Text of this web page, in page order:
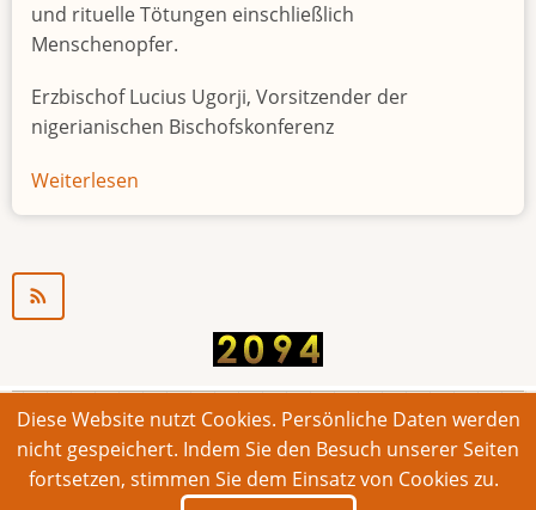
und rituelle Tötungen einschließlich
Menschenopfer.
Erzbischof Lucius Ugorji, Vorsitzender der
nigerianischen Bischofskonferenz
Weiterlesen
Jugendarbeitslosigkeit
© 2026 Bonner Aufruf. Alle Rechte vorbehalten.
Footer
Impressum Kontakt Intern
Diese Website nutzt Cookies. Persönliche Daten werden
nicht gespeichert. Indem Sie den Besuch unserer Seiten
fortsetzen, stimmen Sie dem Einsatz von Cookies zu.